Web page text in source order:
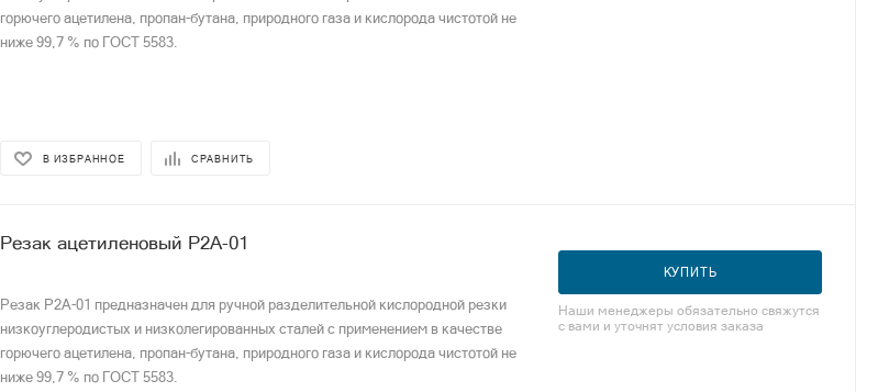
горючего ацетилена, пропан-бутана, природного газа и кислорода чистотой не
ниже 99,7 % по ГОСТ 5583.
В ИЗБРАННОЕ СРАВНИТЬ
Резак ацетиленовый Р2А-01
Резак Р2А-01 предназначен для ручной разделительной кислородной резки
низкоуглеродистых и низколегированных сталей с применением в качестве
горючего ацетилена, пропан-бутана, природного газа и кислорода чистотой не
ниже 99,7 % по ГОСТ 5583.
КУПИТЬ
Наши менеджеры обязательно свяжутся
с вами и уточнят условия заказа